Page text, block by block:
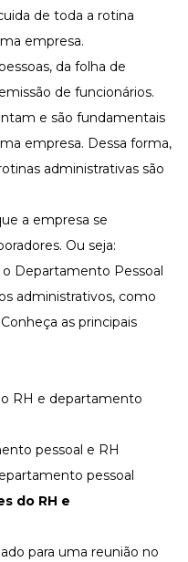
de toda a rotina
empresa.
da folha de
de funcionários.
e são fundamentais
empresa. Dessa forma,
administrativas são
a empresa se
Ou seja:
Departamento Pessoal
administrativos, como
as principais
RH e departamento
pessoal e RH
pessoal
do RH e
para uma reunião no